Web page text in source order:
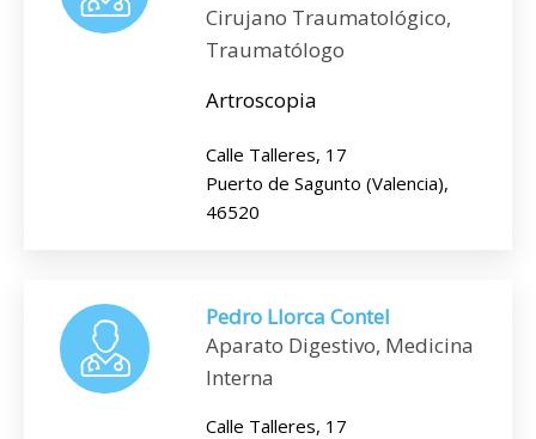
Cirujano Traumatológico,
Traumatólogo
Artroscopia
Calle Talleres, 17
Puerto de Sagunto (Valencia),
46520
Pedro Llorca Contel
Aparato Digestivo, Medicina
Interna
Calle Talleres, 17